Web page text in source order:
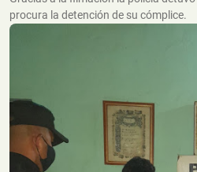
procura la detención de su cómplice.